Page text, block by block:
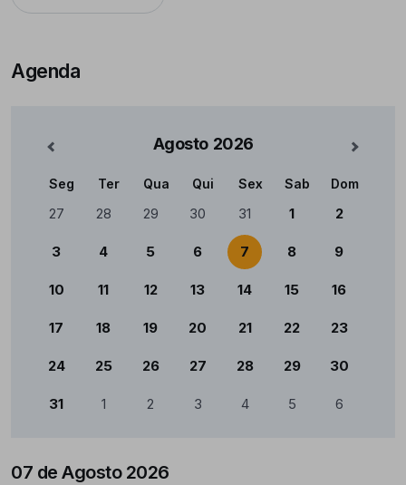
Agenda
Agosto 2026 Mês
Calendário
Seg Ter Qua Qui Sex Sab Dom
27 28 29 30 31 1 2
3 4 5 6 7 8 9
10 11 12 13 14 15 16
17 18 19 20 21 22 23
24 25 26 27 28 29 30
31 1 2 3 4 5 6
07 de Agosto 2026